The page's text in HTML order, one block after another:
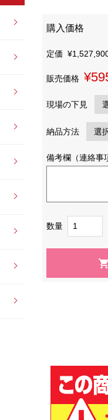
購入価格
定価
販売価格
現場の下見
納品方法
備考欄（連絡事
数量